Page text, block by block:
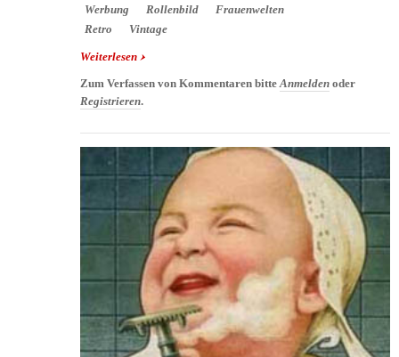
Werbung Rollenbild
Frauenwelten
Retro
Vintage
Weiterlesen über Werbung im Wandel der Zeit: Frauen an den
Zum Verfassen von Kommentaren bitteAnmelden oder
Registrieren.